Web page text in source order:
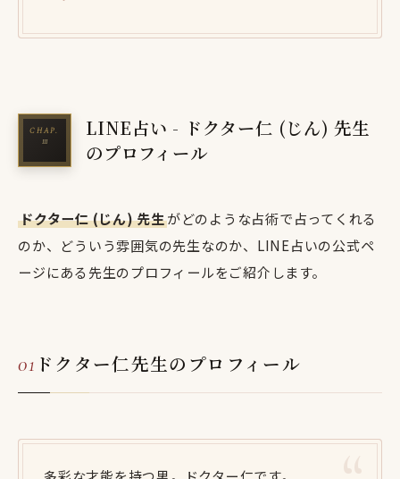
LINE占い - ドクター仁 (じん) 先生
のプロフィール
ドクター仁 (じん) 先生がどのような占術で占ってくれる
のか、どういう雰囲気の先生なのか、LINE占いの公式ペ
ージにある先生のプロフィールをご紹介します。
ドクター仁先生のプロフィール